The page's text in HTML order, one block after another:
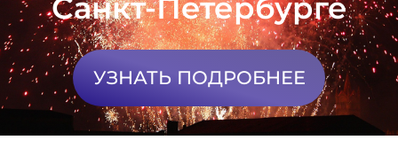
УЗНАТЬ ПОДРОБНЕЕ